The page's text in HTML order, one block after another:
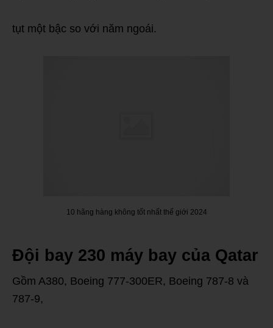
tụt một bậc so với năm ngoái.
10 hãng hàng không tốt nhất thế giới 2024
Đội bay 230 máy bay của Qatar
Gồm A380, Boeing 777-300ER, Boeing 787-8 và
787-9,